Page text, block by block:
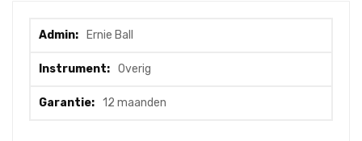
informatie
Ernie Ball
Overig
12 maanden